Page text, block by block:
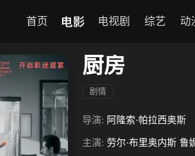
首页 电影 电视剧 综艺 动
厨房
剧情
导演: 阿隆索·帕拉西奥斯
主演: 劳尔·布里奥内斯 鲁